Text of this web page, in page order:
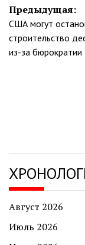
Навигация
по
записям
Предыдущая:
США могут
строительство
из-за бюрократии
Август 2026
Июль 2026